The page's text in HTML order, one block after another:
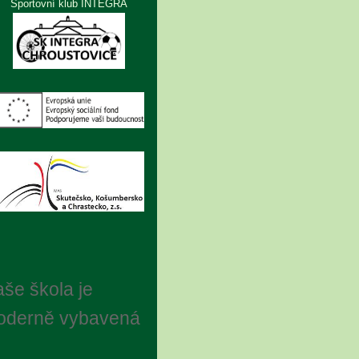
Sportovní klub INTEGRA
škola je
vybavená